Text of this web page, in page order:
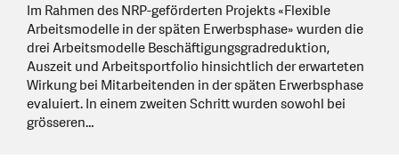
Im Rahmen des NRP-geförderten Projekts «Flexible
Arbeitsmodelle in der späten Erwerbsphase» wurden die
drei Arbeitsmodelle Beschäftigungsgradreduktion,
Auszeit und Arbeitsportfolio hinsichtlich der erwarteten
Wirkung bei Mitarbeitenden in der späten Erwerbsphase
evaluiert. In einem zweiten Schritt wurden sowohl bei
grösseren…